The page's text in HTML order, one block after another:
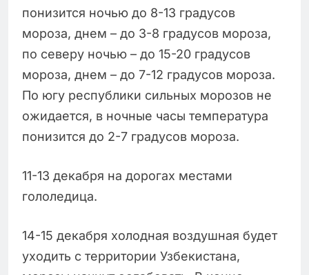
понизится ночью до 8-13 градусов
мороза, днем – до 3-8 градусов мороза,
по северу ночью – до 15-20 градусов
мороза, днем – до 7-12 градусов мороза.
По югу республики сильных морозов не
ожидается, в ночные часы температура
понизится до 2-7 градусов мороза.
11-13 декабря на дорогах местами
гололедица.
14-15 декабря холодная воздушная будет
уходить с территории Узбекистана,